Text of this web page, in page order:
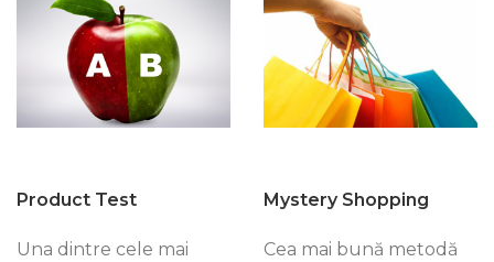
Product Test
Una dintre cele mai
Mystery Shopping
Cea mai bună metodă